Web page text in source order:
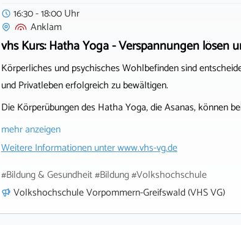
16:30 - 18:00 Uhr
Anklam
vhs Kurs: Hatha Yoga - Verspannungen lösen
Körperliches und psychisches Wohlbefinden sind
und Privatleben erfolgreich zu bewältigen.
Die Körperübungen des Hatha Yoga, die Asanas, können
mehr anzeigen
Weitere Informationen unterwww.vhs-vg.de
#Bildung & Gesundheit #Bildung #Volkshochschule
Volkshochschule Vorpommern-Greifswald (VHS VG)